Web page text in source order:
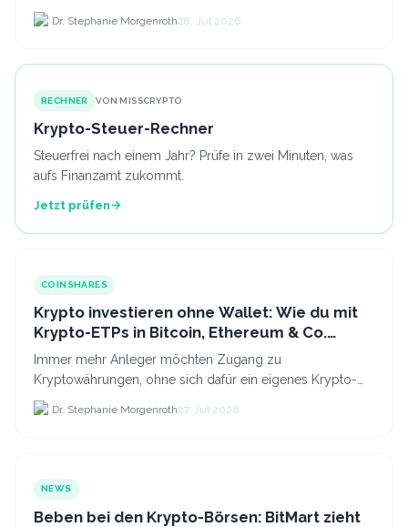
von 880.000 auf etwa 628.
Dr. Stephanie Morgenroth28. Jul 2026
RECHNER VON MISSCRYPTO
Krypto-Steuer-Rechner
Steuerfrei nach einem Jahr? Prüfe in zwei Minuten, was
aufs Finanzamt zukommt.
Jetzt prüfen
COINSHARES
Krypto investieren ohne Wallet: Wie du mit
Krypto-ETPs in Bitcoin, Ethereum & Co.
anlegst
Immer mehr Anleger möchten Zugang zu
Kryptowährungen, ohne sich dafür ein eigenes Krypto-
Wallet einrichten zu müssen. Dazu kommt, dass viele
nicht nur Bitcoin h...
Dr. Stephanie Morgenroth27. Jul 2026
NEWS
Beben bei den Krypto-Börsen: BitMart zieht